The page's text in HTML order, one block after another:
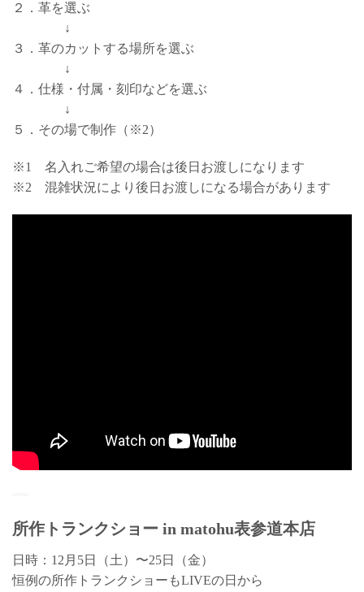
２．革を選ぶ
↓
３．革のカットする場所を選ぶ
↓
４．仕様・付属・刻印などを選ぶ
↓
５．その場で制作（※2）
※1 名入れご希望の場合は後日お渡しになります
※2 混雑状況により後日お渡しになる場合があります
所作トランクショー in matohu表参道本店
日時：12月5日（土）〜25日（金）
恒例の所作トランクショーもLIVEの日から